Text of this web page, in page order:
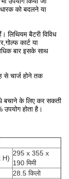
को बदलने या
बैटरी विविध
कार्ट या
बार इसके साथ
से चार्ज होने तक
बचाने के लिए कर सकती
होता है।
H)
295 x 355 x
190 मिमी
28.5 किलो